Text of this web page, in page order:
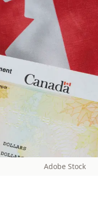
Adobe Stock